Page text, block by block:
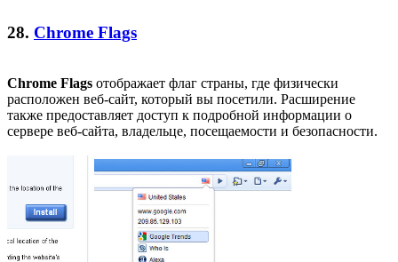
28. Chrome Flags
Chrome Flags отображает флаг страны, где физически
расположен веб-сайт, который вы посетили. Расширение
также предоставляет доступ к подробной информации о
сервере веб-сайта, владельце, посещаемости и безопасности.